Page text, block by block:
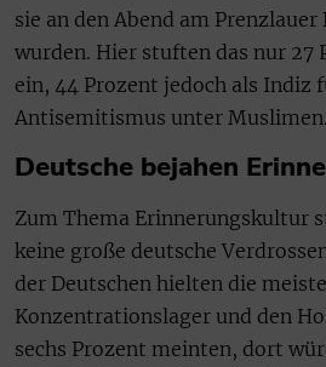
sie an den Abend am
wurden. Hier stuften das nur 27
ein, 44 Prozent jedoch als Indiz
Antisemitismus unter Muslimen.
Deutsche bejahen
Zum Thema Erinnerungskultur
keine große deutsche
der Deutschen hielten die
Konzentrationslager und den
sechs Prozent meinten, dort